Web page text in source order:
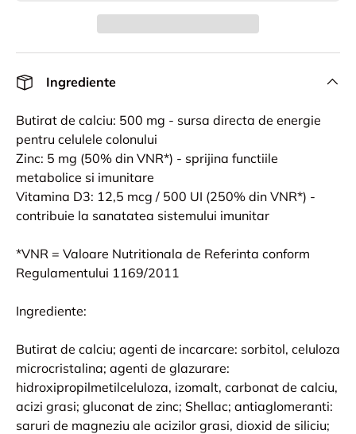
Ingrediente
Butirat de calciu: 500 mg - sursa directa de energie
pentru celulele colonului
Zinc: 5 mg (50% din VNR*) - sprijina functiile
metabolice si imunitare
Vitamina D3: 12,5 mcg / 500 UI (250% din VNR*) -
contribuie la sanatatea sistemului imunitar
*VNR = Valoare Nutritionala de Referinta conform
Regulamentului 1169/2011
Ingrediente:
Butirat de calciu; agenti de incarcare: sorbitol, celuloza
microcristalina; agenti de glazurare:
hidroxipropilmetilceluloza, izomalt, carbonat de calciu,
acizi grasi; gluconat de zinc; Shellac; antiaglomeranti:
saruri de magneziu ale acizilor grasi, dioxid de siliciu;